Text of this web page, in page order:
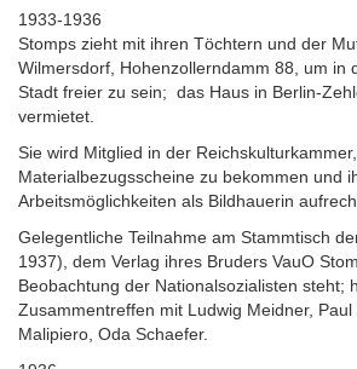
1933-1936
Stomps zieht mit ihren Töchtern und der
Wilmersdorf, Hohenzollerndamm 88, um in
Stadt freier zu sein; das Haus in Berlin-
vermietet.
Sie wird Mitglied in der
Materialbezugsscheine zu bekommen und
Arbeitsmöglichkeiten als Bildhauerin
Gelegentliche Teilnahme am Stammtisch
1937), dem Verlag ihres Bruders VauO
Beobachtung der Nationalsozialisten steht;
Zusammentreffen mit Ludwig Meidner,
Malipiero, Oda Schaefer.